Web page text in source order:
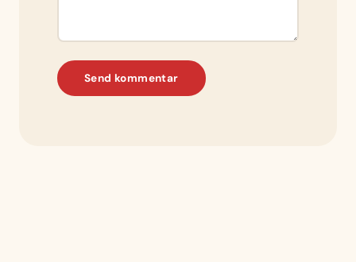
Send kommentar